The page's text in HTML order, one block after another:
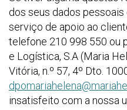
dos seus dados
serviço de apoio ao
telefone 210 998 550 ou
e Logística, S.A (Maria
Vitória, n.º 57, 4º Dto.
insatisfeito com a nossa